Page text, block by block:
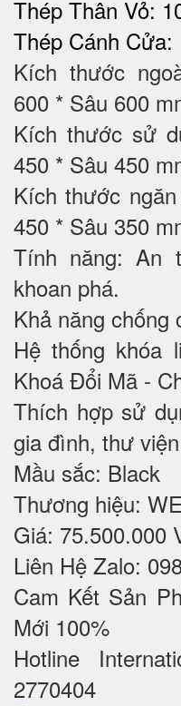
Thép Thân Vỏ:
Thép Cánh Cửa:
Kích thước
600 * Sâu 600
Kích thước sử
450 * Sâu 450
Kích thước
450 * Sâu 350
Tính năng: An
khoan phá.
Khả năng chống
Hệ thống khóa
Khoá Đổi Mã -
Thích hợp sử
gia đình, thư
Mầu sắc: Black
Thương hiệu:
Giá: 75.500.000
Liên Hệ Zalo:
Cam Kết Sản
Mới 100%
Hotline
2770404